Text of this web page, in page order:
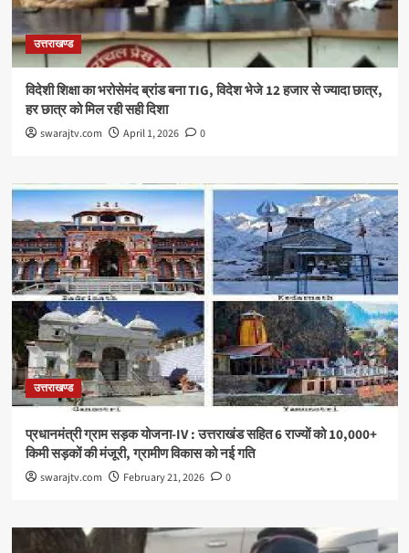
उत्तराखण्ड
विदेशी शिक्षा का भरोसेमंद ब्रांड बना TIG, विदेश भेजे 12 हजार से ज्यादा छात्र,
हर छात्र को मिल रही सही दिशा
swarajtv.com April 1, 2026 0
उत्तराखण्ड
प्रधानमंत्री ग्राम सड़क योजना-IV : उत्तराखंड सहित 6 राज्यों को 10,000+
किमी सड़कों की मंजूरी, ग्रामीण विकास को नई गति
swarajtv.com February 21, 2026 0